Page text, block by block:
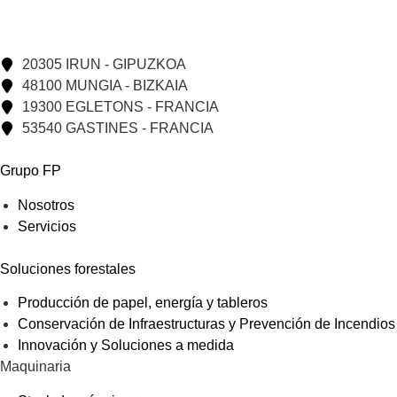
20305 IRUN - GIPUZKOA
48100 MUNGIA - BIZKAIA
19300 EGLETONS - FRANCIA
53540 GASTINES - FRANCIA
Grupo FP
Nosotros
Servicios
Soluciones forestales
Producción de papel, energía y tableros
Conservación de Infraestructuras y Prevención de Incendios
Innovación y Soluciones a medida
Maquinaria